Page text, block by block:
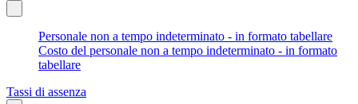
Personale non a tempo indeterminato - in formato tabellare
Costo del personale non a tempo indeterminato - in formato
tabellare
Tassi di assenza